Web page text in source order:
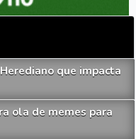
que impacta
ola de memes para